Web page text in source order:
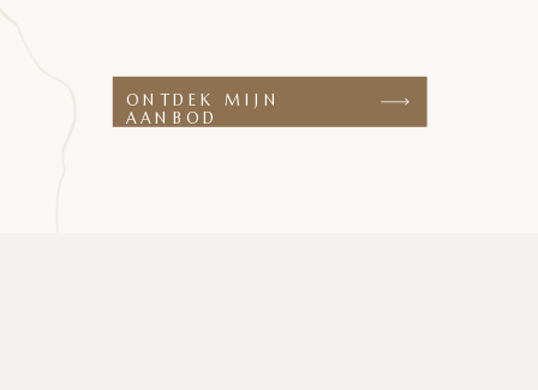
ONTDEK MIJN
AANBOD